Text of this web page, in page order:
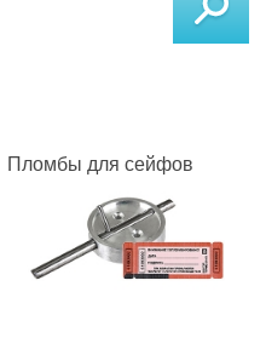
Пломбы для сейфов